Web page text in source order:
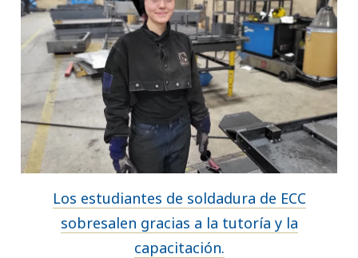
Los estudiantes de soldadura de ECC
sobresalen gracias a la tutoría y la
capacitación.